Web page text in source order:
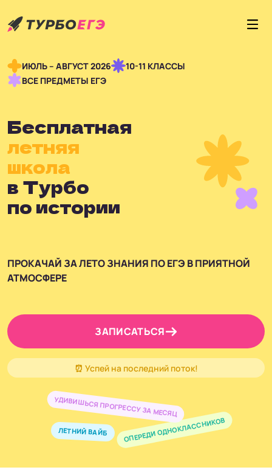
ИЮЛЬ – АВГУСТ 2026
10-11 КЛАССЫ
ВСЕ ПРЕДМЕТЫ ЕГЭ
Бесплатная
летняя
школа
в Турбо
по истории
ПРОКАЧАЙ ЗА ЛЕТО ЗНАНИЯ ПО ЕГЭ В ПРИЯТНОЙ
АТМОСФЕРЕ
ЗАПИСАТЬСЯ
⏰ Успей на последний поток!
ОПЕРЕДИ ОДНОКЛАССНИКОВ
УДИВИШЬСЯ ПРОГРЕССУ ЗА МЕСЯЦ
ЛЕТНИЙ ВАЙБ